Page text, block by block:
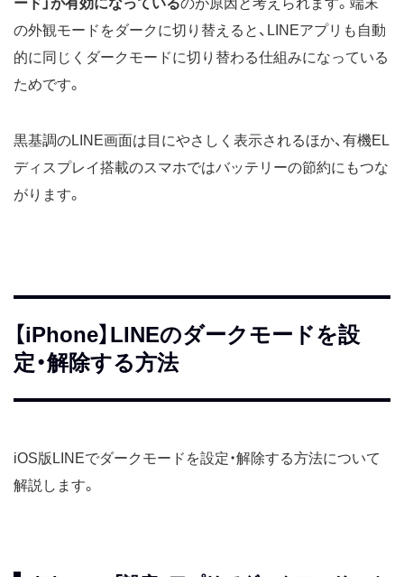
ード」が有効になっているのが原因と考えられます。端末
の外観モードをダークに切り替えると、LINEアプリも自動
的に同じくダークモードに切り替わる仕組みになっている
ためです。
黒基調のLINE画面は目にやさしく表示されるほか、有機EL
ディスプレイ搭載のスマホではバッテリーの節約にもつな
がります。
【iPhone】LINEのダークモードを設
定・解除する方法
iOS版LINEでダークモードを設定・解除する方法について
解説します。